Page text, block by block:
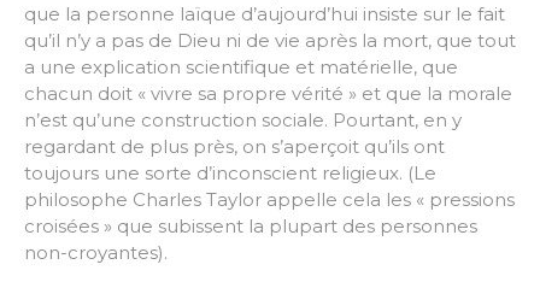
que la personne laïque d’aujourd’hui insiste sur le fait
qu’il n’y a pas de Dieu ni de vie après la mort, que tout
a une explication scientifique et matérielle, que
chacun doit « vivre sa propre vérité » et que la morale
n’est qu’une construction sociale. Pourtant, en y
regardant de plus près, on s’aperçoit qu’ils ont
toujours une sorte d’inconscient religieux. (Le
philosophe Charles Taylor appelle cela les « pressions
croisées » que subissent la plupart des personnes
non-croyantes).